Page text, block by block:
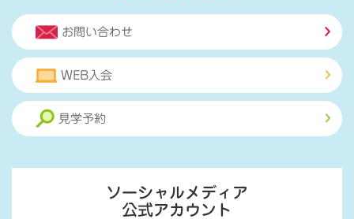
お問い合わせ
WEB入会
見学予約
ソーシャルメディア
公式アカウント